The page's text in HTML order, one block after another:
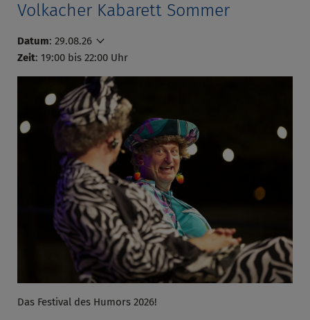
Volkacher Kabarett Sommer
Datum: 29.08.26
Zeit: 19:00 bis 22:00 Uhr
Das Festival des Humors 2026!